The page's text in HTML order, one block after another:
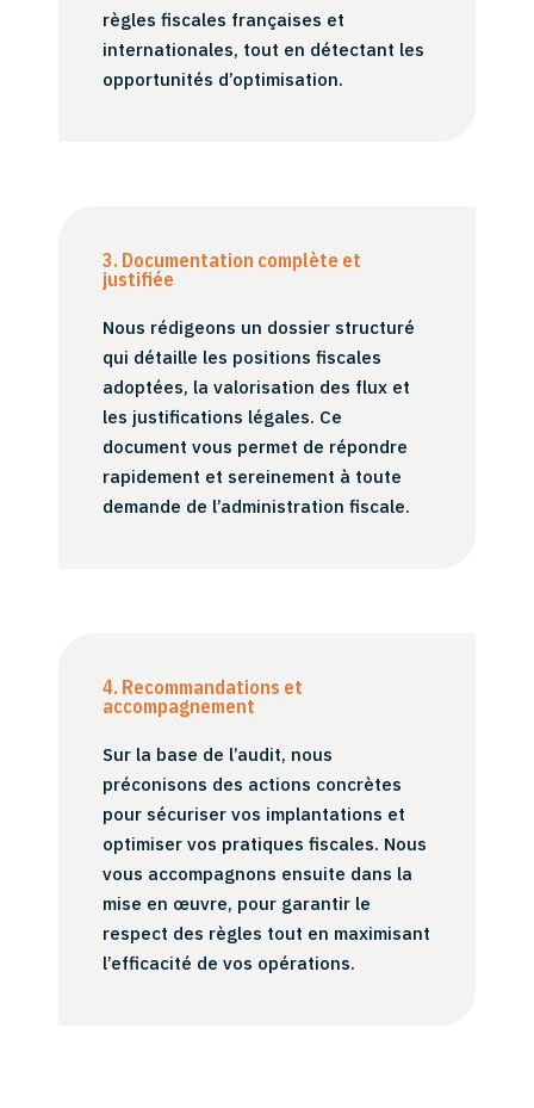
règles fiscales françaises et
internationales, tout en détectant les
opportunités d’optimisation.
3. Documentation complète et
justifiée
Nous rédigeons un dossier structuré
qui détaille les positions fiscales
adoptées, la valorisation des flux et
les justifications légales. Ce
document vous permet de répondre
rapidement et sereinement à toute
demande de l’administration fiscale.
4. Recommandations et
accompagnement
Sur la base de l’audit, nous
préconisons des actions concrètes
pour sécuriser vos implantations et
optimiser vos pratiques fiscales. Nous
vous accompagnons ensuite dans la
mise en œuvre, pour garantir le
respect des règles tout en maximisant
l’efficacité de vos opérations.